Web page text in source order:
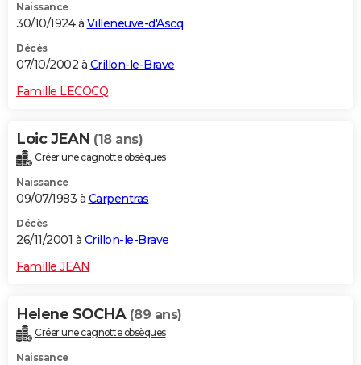
Naissance
30/10/1924 à Villeneuve-d'Ascq
Décès
07/10/2002 à Crillon-le-Brave
Famille LECOCQ
Loic JEAN (18 ans)
Créer une cagnotte obsèques
Naissance
09/07/1983 à Carpentras
Décès
26/11/2001 à Crillon-le-Brave
Famille JEAN
Helene SOCHA (89 ans)
Créer une cagnotte obsèques
Naissance